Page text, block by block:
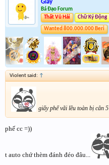
Giấy
Bá Đạo Forum
Thất Vũ Hải
Chữ Ký Động
Wanted 800.000.000 Beri
Violent said: ↑
giấy phế vãi lều toàn bị cân 5
phế cc =))
t auto chứ thèm đánh đéo đâu...